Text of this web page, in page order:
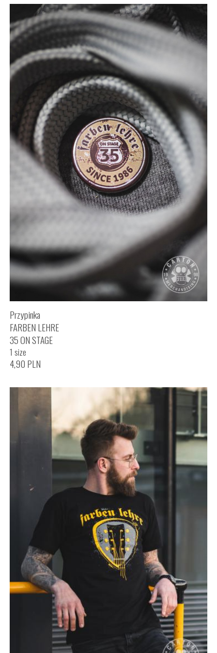
Przypinka
FARBEN LEHRE
35 ON STAGE
1 size
4,90 PLN